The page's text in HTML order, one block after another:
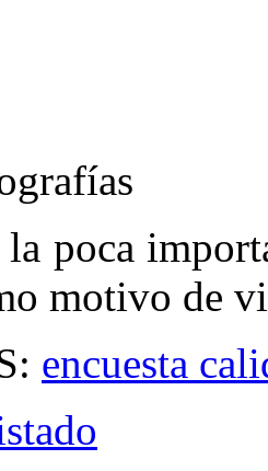
la poca
motivo de
encuesta